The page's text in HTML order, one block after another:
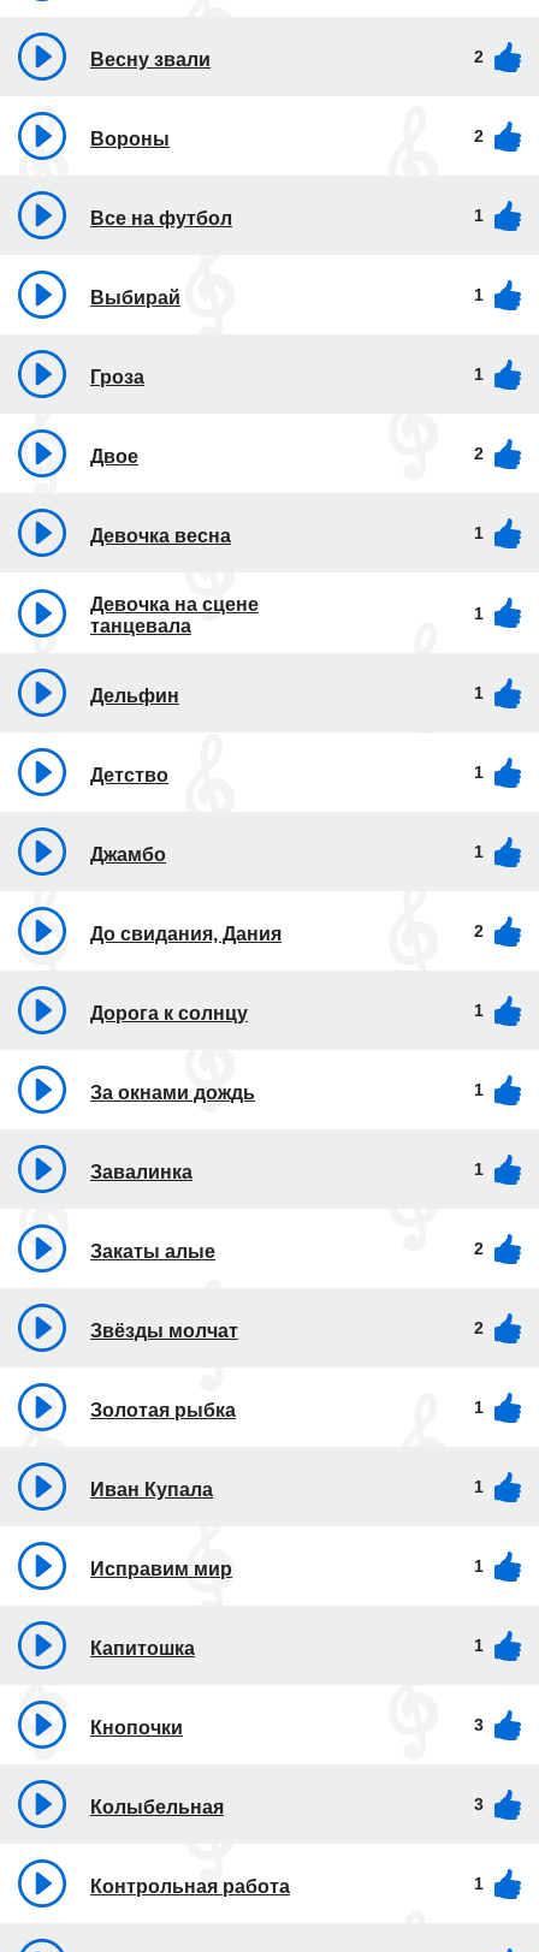
Весну звали 2
Вороны 2
Все на футбол 1
Выбирай 1
Гроза 1
Двое 2
Девочка весна 1
Девочка на сцене
танцевала
1
Дельфин 1
Детство 1
Джамбо 1
До свидания, Дания 2
Дорога к солнцу 1
За окнами дождь 1
Завалинка 1
Закаты алые 2
Звёзды молчат 2
Золотая рыбка 1
Иван Купала 1
Исправим мир 1
Капитошка 1
Кнопочки 3
Колыбельная 3
Контрольная работа 1